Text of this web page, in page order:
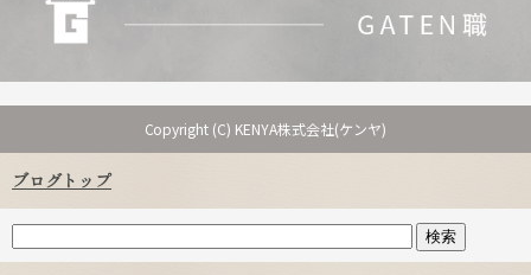
Copyright (C) KENYA株式会社(ケンヤ)
ブログトップ